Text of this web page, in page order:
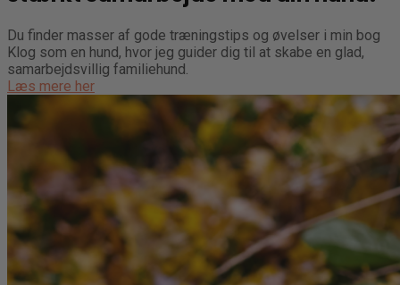
Du finder masser af gode træningstips og øvelser i min bog
Klog som en hund, hvor jeg guider dig til at skabe en glad,
samarbejdsvillig familiehund.
Læs mere her